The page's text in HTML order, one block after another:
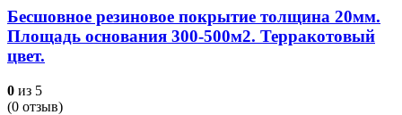
Бесшовное резиновое покрытие толщина 20мм.
Площадь основания 300-500м2. Терракотовый
цвет.
0 из 5
(0 отзыв)